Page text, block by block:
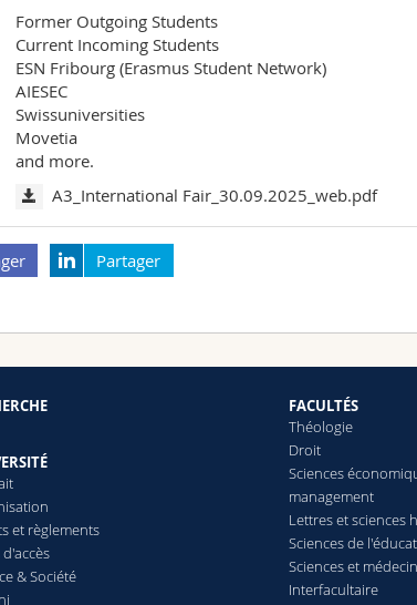
Former Outgoing Students
Current Incoming Students
ESN Fribourg (Erasmus Student Network)
AIESEC
Swissuniversities
Movetia
and more.
A3_International Fair_30.09.2025_web.pdf
Partager
et règlements
& Société
FACULTÉS
Théologie
Droit
Sciences
management
Lettreset sciences
Sciences de
Sciences et
Interfacultaire